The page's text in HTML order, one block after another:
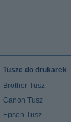
Tusze do drukarek
Brother Tusz
Canon Tusz
Epson Tusz